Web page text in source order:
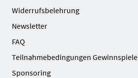
Widerrufsbelehrung
Newsletter
FAQ
Teilnahmebedingungen Gewinnspiele
Sponsoring